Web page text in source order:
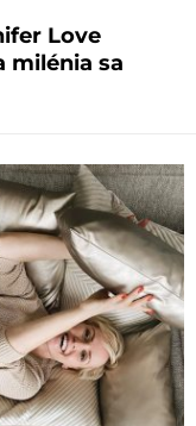
Love
milénia sa